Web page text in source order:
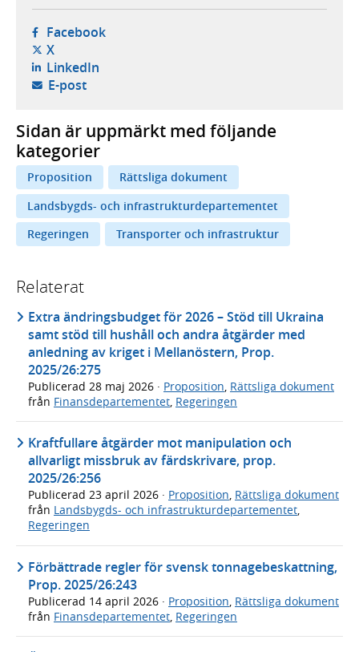
Facebook- öppnas i ny flik, extern webbplats,
X- öppnas i ny flik, extern webbplats,
LinkedIn- öppnas i ny flik, extern webbplats,
E-post- öppnar din e-postklient,
Sidan är uppmärkt med följande
kategorier
Proposition
Rättsliga dokument
Landsbygds- och infrastrukturdepartementet
Regeringen
Transporter och infrastruktur
Relaterat
Extra ändringsbudget för 2026 – Stöd till Ukraina
samt stöd till hushåll och andra åtgärder med
anledning av kriget i Mellanöstern, Prop.
2025/26:275
Publicerad 28 maj 2026 · Proposition Rättsliga dokument
från Finansdepartementet Regeringen
Kraftfullare åtgärder mot manipulation och
allvarligt missbruk av färdskrivare, prop.
2025/26:256
Publicerad 23 april 2026 · Proposition, Rättsliga dokument
från Landsbygds- och infrastrukturdepartementet,
Regeringen
Förbättrade regler för svensk tonnagebeskattning,
Prop. 2025/26:243
Publicerad 14 april 2026 · Proposition, Rättsliga dokument
från Finansdepartementet, Regeringen